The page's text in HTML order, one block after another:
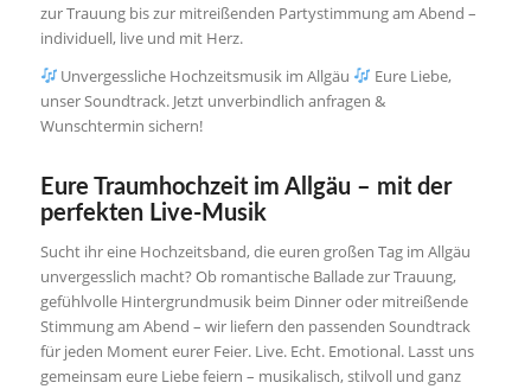
zur Trauung bis zur mitreißenden Partystimmung am Abend –
individuell, live und mit Herz.
Unvergessliche Hochzeitsmusik im Allgäu
Eure Liebe,
unser Soundtrack. Jetzt unverbindlich anfragen &
Wunschtermin sichern!
Eure Traumhochzeit im Allgäu – mit der
perfekten Live-Musik
Sucht ihr eine Hochzeitsband, die euren großen Tag im Allgäu
unvergesslich macht? Ob romantische Ballade zur Trauung,
gefühlvolle Hintergrundmusik beim Dinner oder mitreißende
Stimmung am Abend – wir liefern den passenden Soundtrack
für jeden Moment eurer Feier. Live. Echt. Emotional. Lasst uns
gemeinsam eure Liebe feiern – musikalisch, stilvoll und ganz